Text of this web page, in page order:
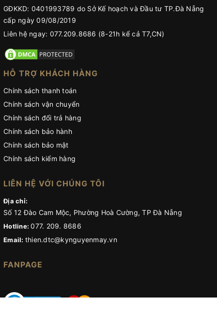
GĐKKD: 0401993789 do Sở Kế hoạch và Đầu tư TP.Đà Nẵng
cấp ngày 09/08/2019
Liên hệ ngay: 077.209.8686 (8-21h kể cả T7,CN)
HỖ TRỢ KHÁCH HÀNG
Chính sách thanh toán
Chính sách vận chuyển
Chính sách đổi trả hàng
Chính sách bảo hành
Chính sách bảo mật
Chính sách kiểm hàng
LIÊN HỆ VỚI CHÚNG TÔI
Địa chỉ:
Số 12 Đào Cam Mộc, Phường Hoà Cường, TP Đà Nẵng
Hotline:077. 209. 8686
Email: thien.dtc@kynguyenmay.vn
FANPAGE